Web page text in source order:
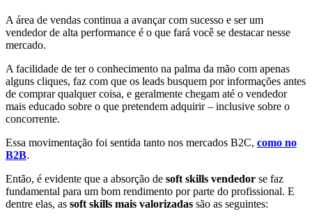
A área de vendas continua a avançar com sucesso e ser um
vendedor de alta performance é o que fará você se destacar nesse
mercado.
A facilidade de ter o conhecimento na palma da mão com apenas
alguns cliques, faz com que os leads busquem por informações antes
de comprar qualquer coisa, e geralmente chegam até o vendedor
mais educado sobre o que pretendem adquirir – inclusive sobre o
concorrente.
Essa movimentação foi sentida tanto nos mercados B2C, como no
B2B.
Então, é evidente que a absorção de soft skills vendedor se faz
fundamental para um bom rendimento por parte do profissional. E
dentre elas, as soft skills mais valorizadas são as seguintes: